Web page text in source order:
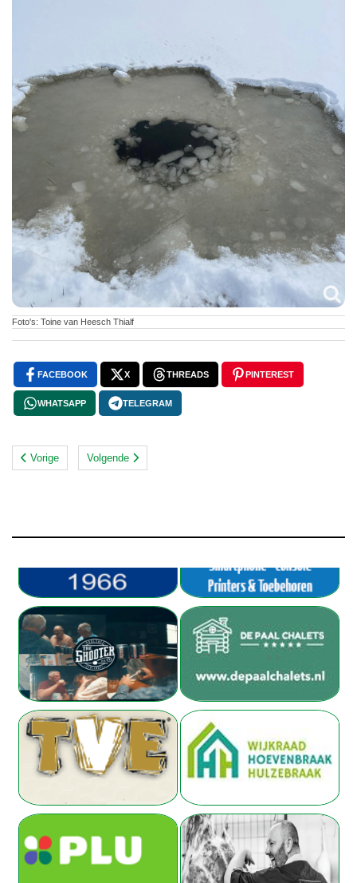
Foto's: Toine van Heesch Thialf
FACEBOOK X THREADS PINTEREST
WHATSAPP TELEGRAM
Vorige Volgende